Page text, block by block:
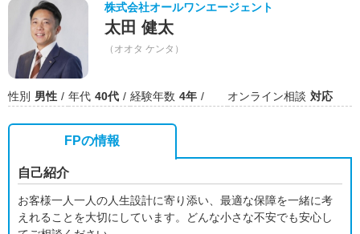
株式会社オールワンエージェント
太田 健太
（オオタ ケンタ）
性別 男性 年代 40代 経験年数 4年 オンライン相談 対応
FPの情報
自己紹介
お客様一人一人の人生設計に寄り添い、最適な保障を一緒に考
えれることを大切にしています。どんな小さな不安でも安心し